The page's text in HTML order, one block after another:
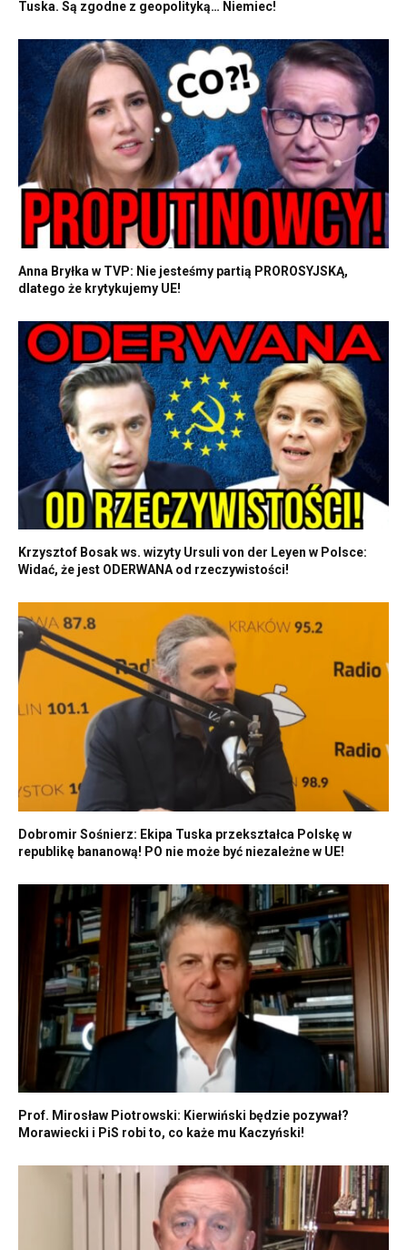
Tuska. Są zgodne z geopolityką… Niemiec!
Anna Bryłka w TVP: Nie jesteśmy partią PROROSYJSKĄ,
dlatego że krytykujemy UE!
Krzysztof Bosak ws. wizyty Ursuli von der Leyen w Polsce:
Widać, że jest ODERWANA od rzeczywistości!
Dobromir Sośnierz: Ekipa Tuska przekształca Polskę w
republikę bananową! PO nie może być niezależne w UE!
Prof. Mirosław Piotrowski: Kierwiński będzie pozywał?
Morawiecki i PiS robi to, co każe mu Kaczyński!